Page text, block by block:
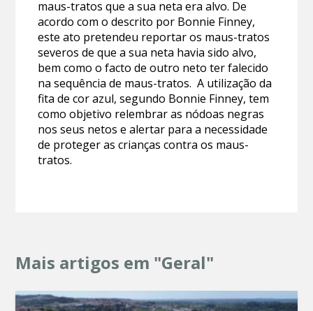
maus-tratos que a sua neta era alvo. De
acordo com o descrito por Bonnie Finney,
este ato pretendeu reportar os maus-tratos
severos de que a sua neta havia sido alvo,
bem como o facto de outro neto ter falecido
na sequência de maus-tratos. A utilização da
fita de cor azul, segundo Bonnie Finney, tem
como objetivo relembrar as nódoas negras
nos seus netos e alertar para a necessidade
de proteger as crianças contra os maus-
tratos.
Mais artigos em "Geral"